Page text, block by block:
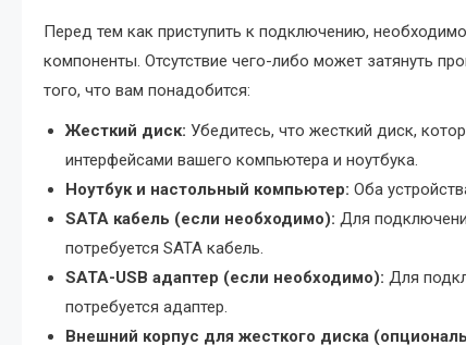
Перед тем как приступить к подключению,
компоненты. Отсутствие чего-либо может затянуть
того, что вам понадобится:
Жесткий диск: Убедитесь, что жесткий диск,
интерфейсами вашего компьютера и ноутбука.
Ноутбук и настольный компьютер: Оба
SATA кабель (если необходимо): Для
потребуется SATA кабель.
SATA-USB адаптер (если необходимо): Для
потребуется адаптер.
Внешний корпус для жесткого диска